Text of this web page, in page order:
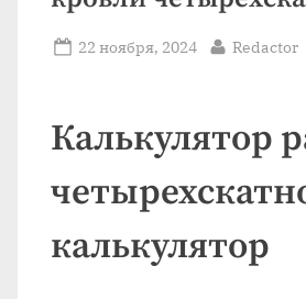
Posted
22 ноября, 2024 By
Redactor
Калькулятор
калькулятор